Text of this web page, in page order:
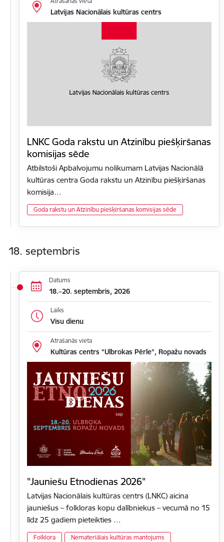
Latvijas Nacionālais kultūras centrs
LNKC Goda rakstu un Atzinību piešķiršanas
komisijas sēde
Atbilstoši Apbalvojumu nolikumam Latvijas Nacionālā
kultūras centra Goda rakstu un Atzinību piešķiršanas
komisija…
Goda rakstu un Atzinību piešķiršanas komisijas sēde
18. septembris
Datums
18.–20. septembris, 2026
Laiks
Visu dienu
Atrašanās vieta
Kultūras centrs "Ulbrokas Pērle", Ropažu novads
"Jauniešu Etnodienas 2026"
Latvijas Nacionālais kultūras centrs (LNKC) aicina
jauniešus – folkloras kopu dalībniekus – vecumā no 15
līdz 25 gadiem pieteikties …
Folklora Nemateriālais kultūras mantojums